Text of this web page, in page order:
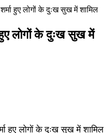
हुए लोगों के दुःख सुख में शामिल
लोगों के दुःख सुख में
हुए लोगों के दुःख सुख में शामिल